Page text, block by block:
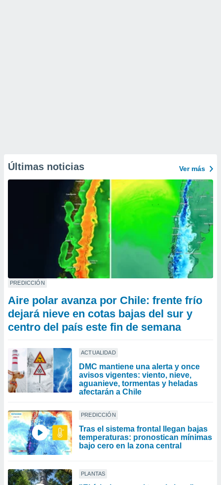
Últimas noticias Ver más
PREDICCIÓN
Aire polar avanza por Chile: frente frío
dejará nieve en cotas bajas del sur y
centro del país este fin de semana
ACTUALIDAD
DMC mantiene una alerta y once
avisos vigentes: viento, nieve,
aguanieve, tormentas y heladas
afectarán a Chile
PREDICCIÓN
Tras el sistema frontal llegan bajas
temperaturas: pronostican mínimas
bajo cero en la zona central
PLANTAS